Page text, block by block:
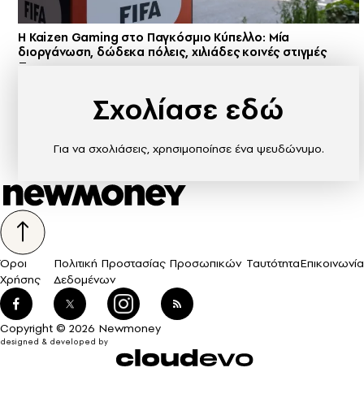
H Kaizen Gaming στο Παγκόσμιο Kύπελλο: Μία
διοργάνωση, δώδεκα πόλεις, χιλιάδες κοινές στιγμές
Σχολίασε εδώ
Για να σχολιάσεις, χρησιμοποίησε ένα ψευδώνυμο.
Όροι
Χρήσης
Πολιτική Προστασίας Προσωπικών
Δεδομένων
ΤαυτότηταΕπικοινωνία
Copyright © 2026 Newmoney
designed & developed by